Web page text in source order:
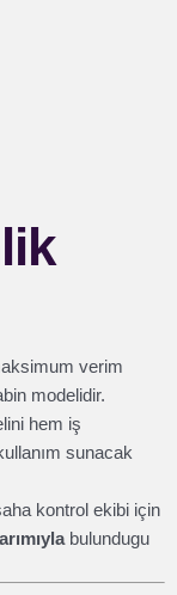
verim
modelidir.
hem iş
sunacak
kontrol ekibi için
bulundugu